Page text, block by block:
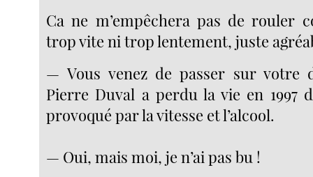
Ca ne m’empêchera pas de rouler
trop vite ni trop lentement, juste
— Vous venez de passer sur votre
Pierre Duval a perdu la vie en 1997
provoqué par la vitesse et l’alcool.
— Oui, mais moi, je n’ai pas bu !